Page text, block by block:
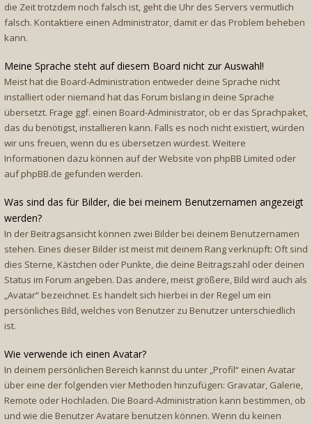
die Zeit trotzdem noch falsch ist, geht die Uhr des Servers vermutlich
falsch. Kontaktiere einen Administrator, damit er das Problem beheben
kann.
Meine Sprache steht auf diesem Board nicht zur Auswahl!
Meist hat die Board-Administration entweder deine Sprache nicht
installiert oder niemand hat das Forum bislang in deine Sprache
übersetzt. Frage ggf. einen Board-Administrator, ob er das Sprachpaket,
das du benötigst, installieren kann. Falls es noch nicht existiert, würden
wir uns freuen, wenn du es übersetzen würdest. Weitere
Informationen dazu können auf der Website von phpBB Limited oder
aufphpBB.de gefunden werden.
Was sind das für Bilder, die bei meinem Benutzernamen angezeigt
werden?
In der Beitragsansicht können zwei Bilder bei deinem Benutzernamen
stehen. Eines dieser Bilder ist meist mit deinem Rang verknüpft: Oft sind
dies Sterne, Kästchen oder Punkte, die deine Beitragszahl oder deinen
Status im Forum angeben. Das andere, meist größere, Bild wird auch als
„Avatar“ bezeichnet. Es handelt sich hierbei in der Regel um ein
persönliches Bild, welches von Benutzer zu Benutzer unterschiedlich
ist.
Wie verwende ich einen Avatar?
In deinem persönlichen Bereich kannst du unter „Profil“ einen Avatar
über eine der folgenden vier Methoden hinzufügen: Gravatar, Galerie,
Remote oder Hochladen. Die Board-Administration kann bestimmen, ob
und wie die Benutzer Avatare benutzen können. Wenn du keinen